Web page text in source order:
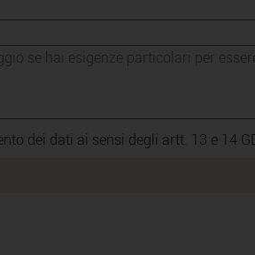
dei dati ai sensi degli artt. 13 e 14